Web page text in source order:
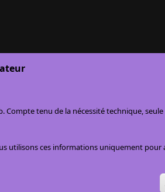
tenu de la nécessité technique,
ces informations uniquement